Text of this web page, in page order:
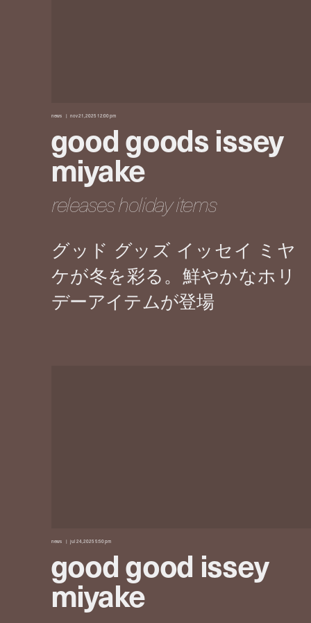
news nov 21, 2025 12:00 pm
good goods issey
miyake
releases holiday items
news jul 24, 2025 5:50 pm
good good issey
miyake